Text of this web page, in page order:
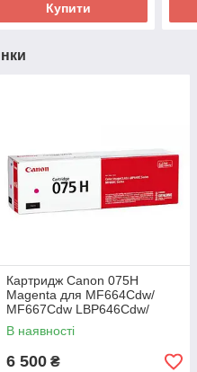
Купити
Картридж Canon 075H
Magenta для MF664Cdw/
MF667Cdw LBP646Cdw/
LBP647Cdw (6367C002AA)
В наявності
6 500 ₴